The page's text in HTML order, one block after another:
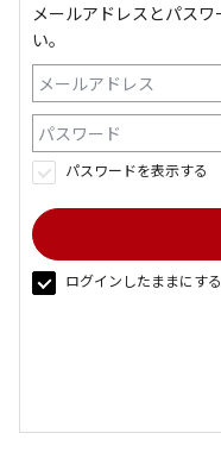
メールアドレスとパス
い。
パスワードを表示する
ログインしたままにする